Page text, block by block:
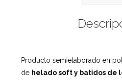
Producto semielaborado en
de helado soft y batidos de